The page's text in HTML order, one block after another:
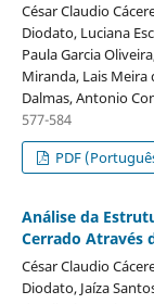
César Claudio
Diodato, Luciana
Paula Garcia
Miranda, Lais Meira
Dalmas, Antonio
577-584
PDF
Análise da
Cerrado Através
César Claudio
Diodato, Jaíza